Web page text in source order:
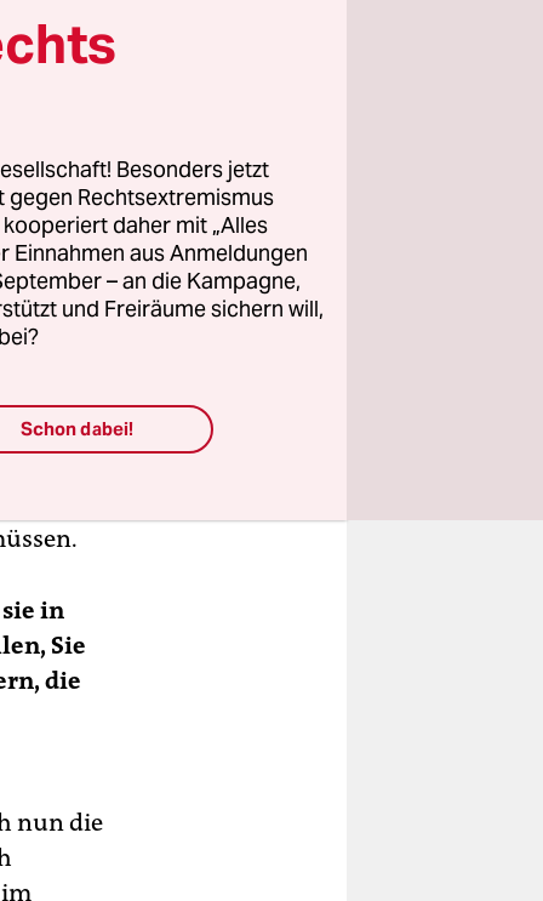
unserer
sie
in
Sie
die
nun die
im
Besonders jetzt
gegen Rechtsextremismus
daher mit „Alles
Einnahmen aus Anmeldungen
– an die Kampagne,
und Freiräume sichern will,
Schon dabei!